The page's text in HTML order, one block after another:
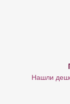
Нашли